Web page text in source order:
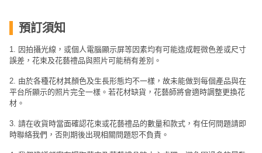
預訂須知
1. 因拍攝光線，或個人電腦顯示屏等因素均有可能造成輕微色差或尺寸
誤差，花束及花藝禮品與照片可能稍有差別。
2. 由於各種花材其顏色及生長形態均不一樣，故未能做到每個產品與在
平台所顯示的照片完全一樣。若花材缺貨，花藝師將會適時調整更換花
材。
3. 請在收貨時當面確認花束或花藝禮品的數量和款式，有任何問題請即
時聯絡我們，否則期後出現相關問題恕不負責。